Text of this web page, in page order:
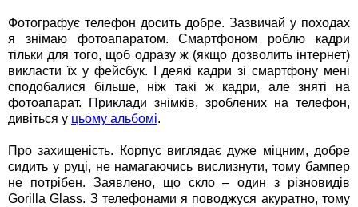
Фотографує телефон досить добре. Зазвичай у походах
я знімаю фотоапаратом. Смартфоном роблю кадри
тільки для того, щоб одразу ж (якщо дозволить інтернет)
викласти їх у фейсбук. І деякі кадри зі смартфону мені
сподобалися більше, ніж такі ж кадри, але зняті на
фотоапарат. Приклади знімків, зроблених на телефон,
дивіться у цьому альбомі.
Про захищеність. Корпус виглядає дуже міцним, добре
сидить у руці, не намагаючись вислизнути, тому бампер
не потрібен. Заявлено, що скло – один з різновидів
Gorilla Glass. З телефонами я поводжуся акуратно, тому